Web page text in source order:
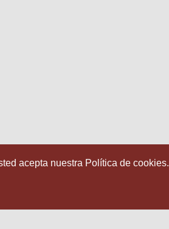
acepta nuestra Política de cookies.